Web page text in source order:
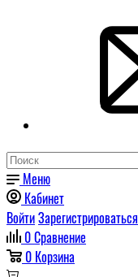
Меню
Кабинет
ВойтиЗарегистрироваться
0Сравнение
0 Корзина